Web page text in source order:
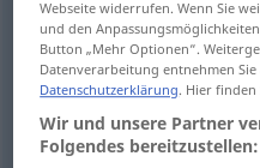
Seef mare
Meern mare FIG
Webseite widerrufen. Wenn Sie
und den
Button „Mehr Optionen“.
Datenverarbeitung entnehmen
Datenschutzerklärung. Hier
Wir und unsere Partner
Folgendes bereitzustellen: